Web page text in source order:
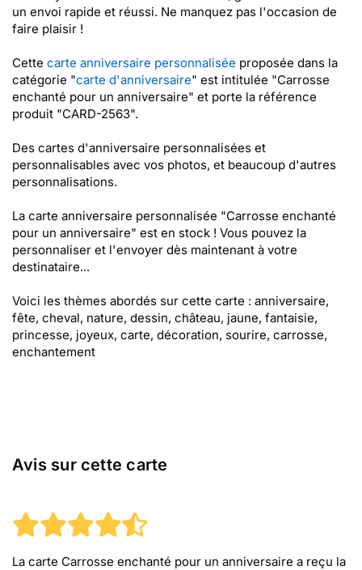
un envoi rapide et réussi. Ne manquez pas l'occasion de
faire plaisir !
Cette carte anniversaire personnalisée proposée dans la
catégorie "carte d'anniversaire" est intitulée "Carrosse
enchanté pour un anniversaire" et porte la référence
produit "CARD-2563".
Des cartes d'anniversaire personnalisées et
personnalisables avec vos photos, et beaucoup d'autres
personnalisations.
La carte anniversaire personnalisée "Carrosse enchanté
pour un anniversaire" est en stock ! Vous pouvez la
personnaliser et l'envoyer dès maintenant à votre
destinataire...
Voici les thèmes abordés sur cette carte : anniversaire,
fête, cheval, nature, dessin, château, jaune, fantaisie,
princesse, joyeux, carte, décoration, sourire, carrosse,
enchantement
Avis sur cette carte
La carte Carrosse enchanté pour un anniversaire a reçu la